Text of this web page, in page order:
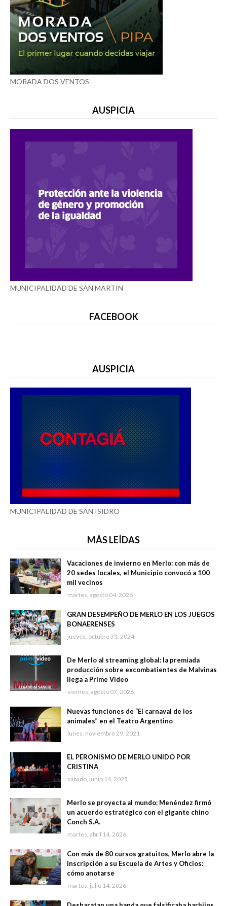
MORADA DOS VENTOS
AUSPICIA
MUNICIPALIDAD DE SAN MARTÍN
FACEBOOK
AUSPICIA
MUNICIPALIDAD DE SAN ISIDRO
MÁS LEÍDAS
Vacaciones de invierno en Merlo: con más de
20 sedes locales, el Municipio convocó a 100
mil vecinos
martes, agosto 04, 2026
GRAN DESEMPEÑO DE MERLO EN LOS JUEGOS
BONAERENSES
jueves, octubre 31, 2024
De Merlo al streaming global: la premiada
producción sobre excombatientes de Malvinas
llega a Prime Video
viernes, agosto 07, 2026
Nuevas funciones de “El carnaval de los
animales” en el Teatro Argentino
lunes, noviembre 29, 2021
EL PERONISMO DE MERLO UNIDO POR
CRISTINA
sábado, junio 14, 2025
Merlo se proyecta al mundo: Menéndez firmó
un acuerdo estratégico con el gigante chino
Conch S.A.
martes, abril 14, 2026
Con más de 80 cursos gratuitos, Merlo abre la
inscripción a su Escuela de Artes y Oficios:
cómo anotarse
martes, julio 14, 2026